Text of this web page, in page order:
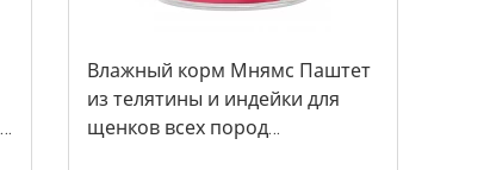
Влажный корм Мнямс Паштет
из телятины и индейки для
щенков всех пород